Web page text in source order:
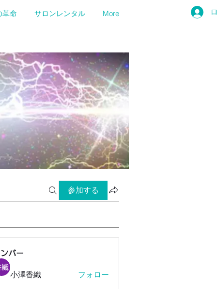
革命 サロンレンタル More
参加する
ンバー
小澤香織 フォロー